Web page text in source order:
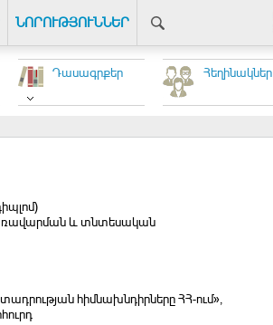
ՆՈՐՈՒԹՅՈՒՆՆԵՐ
Հեղինակներ
Դասագրքեր
և տնտեսական
հիմնախնդիրները ՀՀ-ում»,